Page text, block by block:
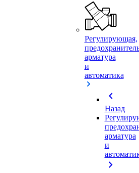
Регулирующая,
арматура
и
автоматика
chevron_left
Назад
арматура
и
chevron_right